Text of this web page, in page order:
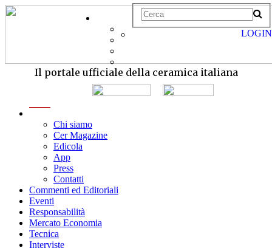
Il portale ufficiale della ceramica italiana
Chi siamo
Cer Magazine
Edicola
App
Press
Contatti
Commenti ed Editoriali
Eventi
Responsabilità
Mercato Economia
Tecnica
Interviste
LOGIN